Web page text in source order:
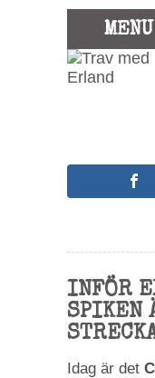
MENU
INFÖR
SPIKEN
Idag är det